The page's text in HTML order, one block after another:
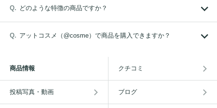
どのような特徴の商品ですか？
アットコスメ（@cosme）で商品を購入できますか？
商品情報 クチコミ
投稿写真・動画 ブログ